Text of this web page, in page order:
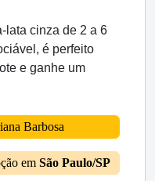
lata cinza de 2 a 6
é perfeito
e ganhe um
Barbosa
em São Paulo/SP